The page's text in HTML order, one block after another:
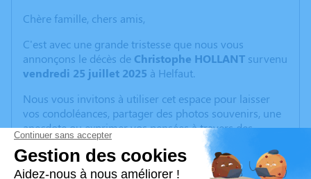
Chère famille, chers amis,
C'est avec une grande tristesse que nous vous
annonçons le décès de Christophe HOLLANT survenu
vendredi 25 juillet 2025 à Helfaut.
Nous vous invitons à utiliser cet espace pour laisser
vos condoléances, partager des photos souvenirs, une
anecdote ou exprimer vos pensées à travers des
poèmes ou des textes. Cet endroit est un lieu
d'expression dédié à honorer la mémoire de
Christophe HOLLANT.